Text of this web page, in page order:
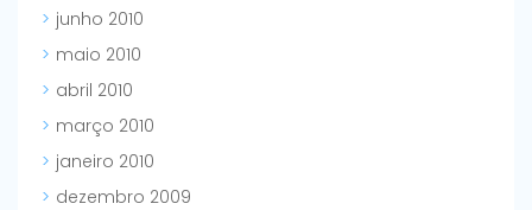
junho 2010
maio 2010
abril 2010
março 2010
janeiro 2010
dezembro 2009